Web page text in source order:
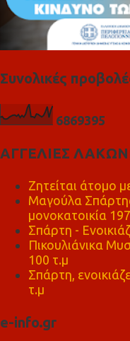
Συνολικές
6869395
ΑΓΓΕΛΙΕΣ
Ζητείται άτομο
Μαγούλα
μονοκατοικία
Σπάρτη -
Πικουλιάνικα
100 τ.μ
Σπάρτη,
τ.μ
e-info.gr